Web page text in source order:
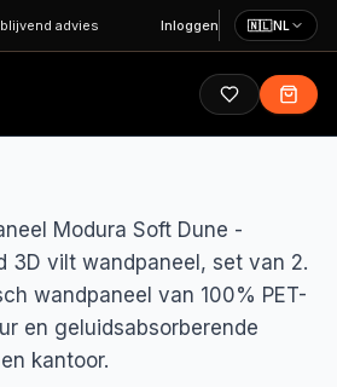
advies Inloggen 🇳🇱NL
Modura Soft Dune -
3D vilt wandpaneel, set van 2.
wandpaneel van 100% PET-
en geluidsabsorberende
kantoor.